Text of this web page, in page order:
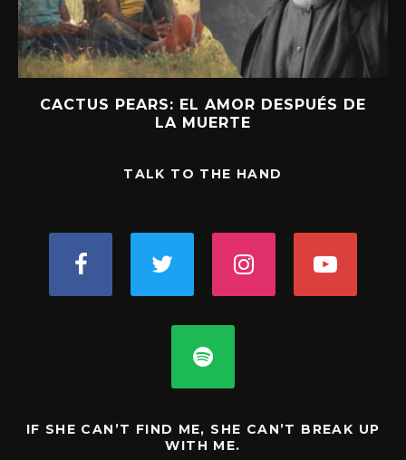
CACTUS PEARS: EL AMOR DESPUÉS DE
LA MUERTE
TALK TO THE HAND
IF SHE CAN’T FIND ME, SHE CAN’T BREAK UP
WITH ME.